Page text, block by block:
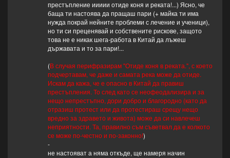
престъпление иииии отиде коня и реката!...) Ясно, че
баща ти настоява да пращаш пари (+ майка ти има
нужда покрай нейните проблеми с лечение и ученици),
но ти си преценявай и собствените рискове, защото
това не е никак шега-работа в Китай да лъжеш
държавата и то за пари!...
(В случая перифразирам "Отиде коня в реката.", с което
подчертавам, че даже и самата река може да отиде.
Искам да кажа, че е опасно в Китай да правиш
престъпления. То след като се неофеодализира и за
нещо непрестъпно, дори добро и благородно (като да
отразиш протест или да протестираш срещу нещо
вредно за здравето и живота) може да си навлечеш
неприятности. Та, правилно съм съветвал да е колкото
се може по-честно и по-законно!)
-
не настояват а няма откъде, ще намеря начин